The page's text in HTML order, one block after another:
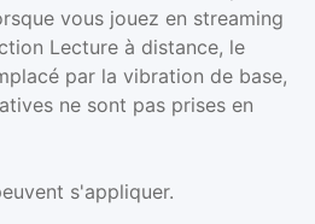
vous jouez en streaming
Lecture à distance, le
par la vibration de base,
ne sont pas prises en
s'appliquer.